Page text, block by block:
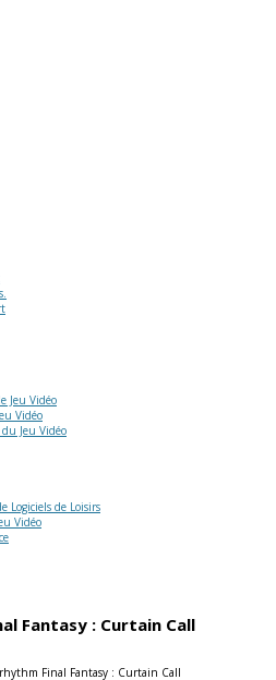
Jeu Vidéo
Vidéo
Jeu Vidéo
Logiciels de Loisirs
Vidéo
Fantasy : Curtain Call
Final Fantasy : Curtain Call